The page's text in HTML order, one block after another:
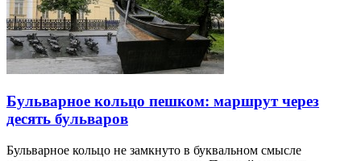
Бульварное кольцо пешком: маршрут через
десять бульваров
Бульварное кольцо не замкнуто в буквальном смысле